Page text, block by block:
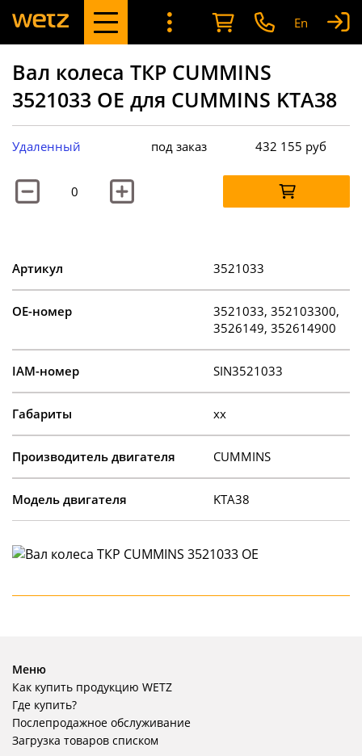
En
Вал колеса ТКР CUMMINS
3521033 OE для CUMMINS KTA38
Удаленный под заказ 432 155 руб
Артикул 3521033
OE-номер
3521033, 352103300,
3526149, 352614900
IAM-номер SIN3521033
Габариты xx
Производитель двигателя CUMMINS
Модель двигателя KTA38
Меню
Как купить продукцию WETZ
Где купить?
Послепродажное обслуживание
Загрузка товаров списком